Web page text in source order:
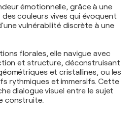
émotionnelle, grâce à une
couleurs vives qui évoquent
vulnérabilité discrète à une
florales, elle navigue avec
et structure, déconstruisant
et cristallines, ou les
rythmiques et immersifs. Cette
dialogue visuel entre le sujet
construite.